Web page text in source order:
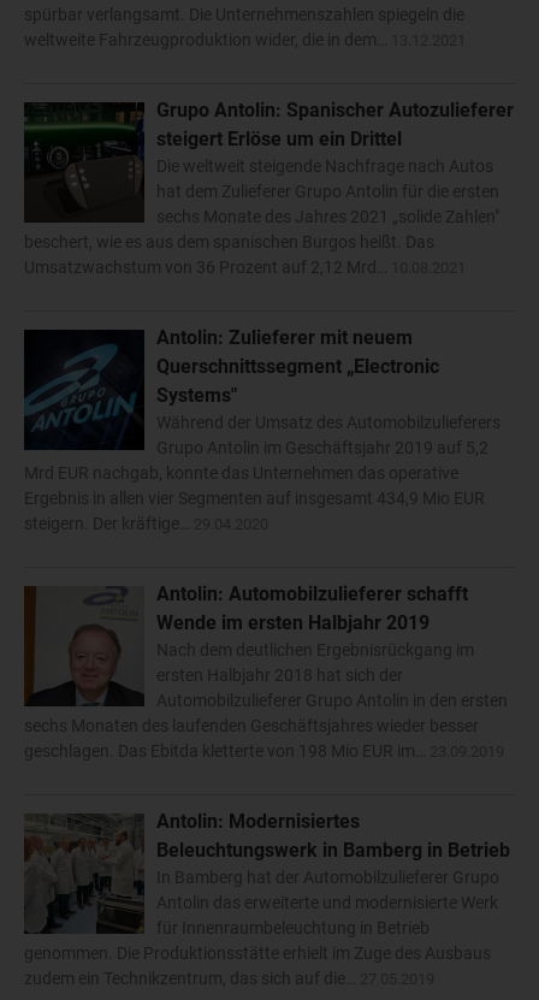
spürbar verlangsamt. Die Unternehmenszahlen spiegeln die
weltweite Fahrzeugproduktion wider, die in dem…
Grupo Antolin: Spanischer Autozulieferer
steigert Erlöse um ein Drittel
Die weltweit steigende Nachfrage nach Autos
hat dem Zulieferer Grupo Antolin für die ersten
sechs Monate des Jahres 2021 „solide Zahlen"
beschert, wie es aus dem spanischen Burgos heißt. Das
Umsatzwachstum von 36 Prozent auf 2,12 Mrd…
Antolin: Zulieferer mit neuem
Querschnittssegment „Electronic
Systems"
Während der Umsatz des Automobilzulieferers
Grupo Antolin im Geschäftsjahr 2019 auf 5,2
Mrd EUR nachgab, konnte das Unternehmen das operative
Ergebnis in allen vier Segmenten auf insgesamt 434,9 Mio EUR
steigern. Der kräftige…
Antolin: Automobilzulieferer schafft
Wende im ersten Halbjahr 2019
Nach dem deutlichen Ergebnisrückgang im
ersten Halbjahr 2018 hat sich der
Automobilzulieferer Grupo Antolin in den ersten
sechs Monaten des laufenden Geschäftsjahres wieder besser
geschlagen. Das Ebitda kletterte von 198 Mio EUR im…
Antolin: Modernisiertes
Beleuchtungswerk in Bamberg in Betrieb
In Bamberg hat der Automobilzulieferer Grupo
Antolin das erweiterte und modernisierte Werk
für Innenraumbeleuchtung in Betrieb
genommen. Die Produktionsstätte erhielt im Zuge des Ausbaus
zudem ein Technikzentrum, das sich auf die…